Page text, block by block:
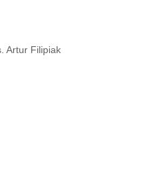
Artur Filipiak